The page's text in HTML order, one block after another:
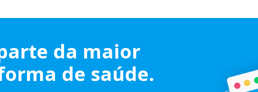
da maior
de saúde.